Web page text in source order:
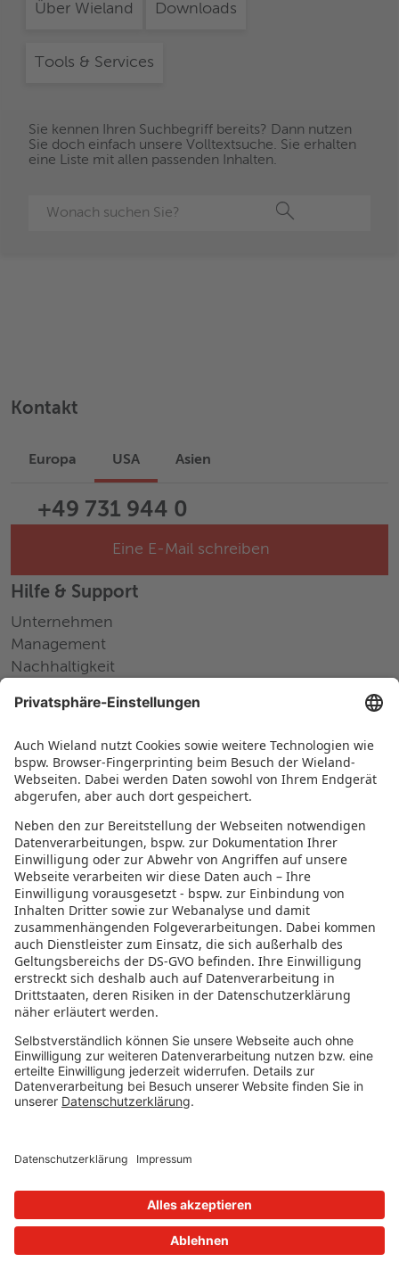
Über Wieland Downloads
Tools & Services
Sie kennen Ihren Suchbegriff bereits? Dann nutzen
Sie doch einfach unsere Volltextsuche. Sie erhalten
eine Liste mit allen passenden Inhalten.
Kontakt
Europa USA Asien
+49 731 944 0
Eine E-Mail schreiben
Hilfe & Support
Unternehmen
Management
Nachhaltigkeit
Messen und Events
Karriere
Arbeiten bei Wieland
Jobs Europa
Jobs Nordamerika
Jobs Asien
RECHTLICHES
Datenschutz
Impressum
Governance
Nutzungsbedingungen